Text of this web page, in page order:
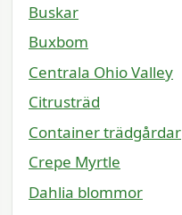
Buskar
Buxbom
Centrala Ohio Valley
Citrusträd
Container trädgårdar
Crepe Myrtle
Dahlia blommor